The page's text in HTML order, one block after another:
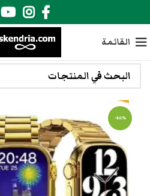
القائمة
-46%